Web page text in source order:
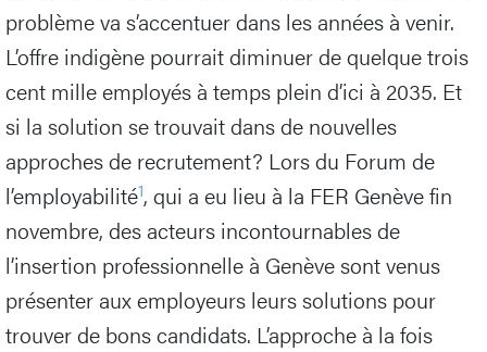
problème va s’accentuer dans les années à venir.
L’offre indigène pourrait diminuer de quelque trois
cent mille employés à temps plein d’ici à 2035. Et
si la solution se trouvait dans de nouvelles
approches de recrutement? Lors du Forum de
l’employabilité1, qui a eu lieu à la FER Genève fin
novembre, des acteurs incontournables de
l’insertion professionnelle à Genève sont venus
présenter aux employeurs leurs solutions pour
trouver de bons candidats. L’approche à la fois